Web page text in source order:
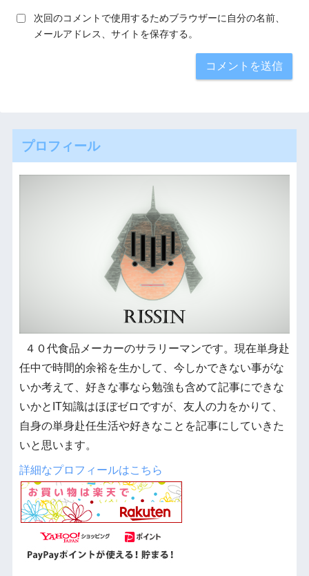
次回のコメントで使用するためブラウザーに自分の名前、
メールアドレス、サイトを保存する。
プロフィール
４０代食品メーカーのサラリーマンです。現在単身赴
任中で時間的余裕を生かして、今しかできない事がな
いか考えて、好きな事なら勉強も含めて記事にできな
いかとIT知識はほぼゼロですが、友人の力をかりて、
自身の単身赴任生活や好きなことを記事にしていきた
いと思います。
詳細なプロフィールはこちら